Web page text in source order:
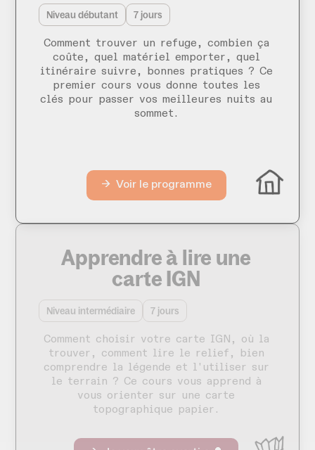
Niveau débutant 7 jours
Comment trouver un refuge, combien ça
coûte, quel matériel emporter, quel
itinéraire suivre, bonnes pratiques ? Ce
premier cours vous donne toutes les
clés pour passer vos meilleures nuits au
sommet.
→ Voir le programme
Apprendre à lire une
carte IGN
Niveau intermédiaire 7 jours
Comment choisir votre carte IGN, où la
trouver, comment lire le relief, bien
comprendre la légende et l'utiliser sur
le terrain ? Ce cours vous apprend à
vous orienter sur une carte
topographique papier.